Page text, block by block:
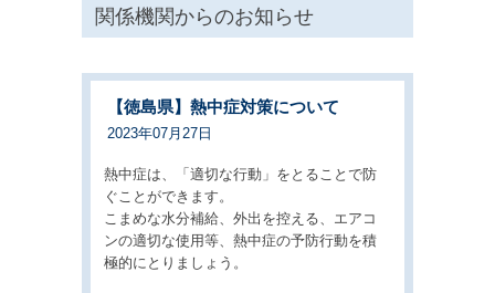
関係機関からのお知らせ
【徳島県】熱中症対策について
2023年07月27日
熱中症は、「適切な行動」をとることで防
ぐことができます。
こまめな水分補給、外出を控える、エアコ
ンの適切な使用等、熱中症の予防行動を積
極的にとりましょう。